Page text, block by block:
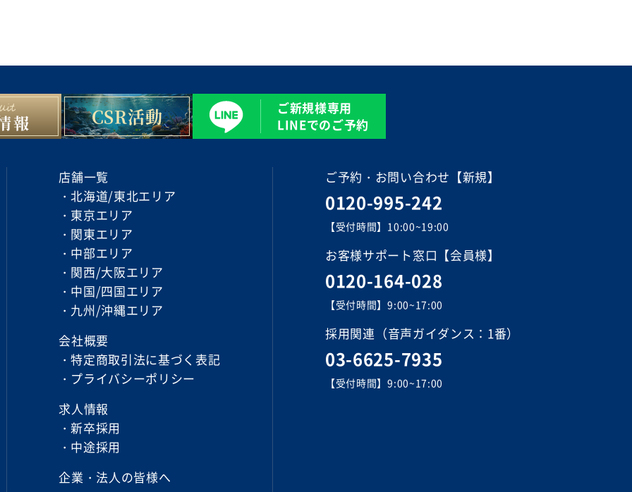
報 CSR活動
ご新規様専用
LINEでのご予約
店舗一覧
北海道/東北エリア
東京エリア
関東エリア
中部エリア
関西/大阪エリア
中国/四国エリア
九州/沖縄エリア
会社概要
特定商取引法に基づく表記
プライバシーポリシー
求人情報
新卒採用
中途採用
企業・法人の皆様へ
ご予約・お問い合わせ【新規】
0120-995-242
【受付時間】10:00~19:00
お客様サポート窓口【会員様】
0120-164-028
【受付時間】9:00~17:00
採用関連 （音声ガイダンス：1番）
03-6625-7935
【受付時間】9:00~17:00